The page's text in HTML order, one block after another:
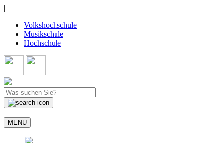
|
Volkshochschule
Musikschule
Hochschule
MENU